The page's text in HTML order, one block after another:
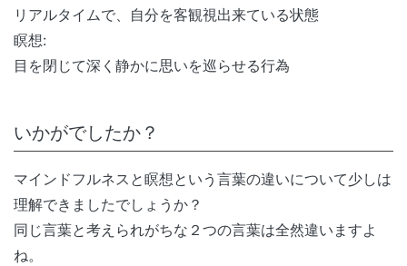
リアルタイムで、自分を客観視出来ている状態
瞑想:
目を閉じて深く静かに思いを巡らせる行為
いかがでしたか？
マインドフルネスと瞑想という言葉の違いについて少しは
理解できましたでしょうか？
同じ言葉と考えられがちな２つの言葉は全然違いますよ
ね。